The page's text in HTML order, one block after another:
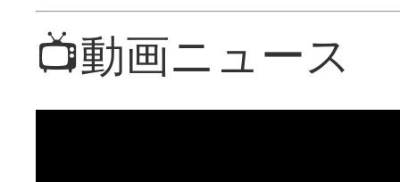
📺動画ニュース